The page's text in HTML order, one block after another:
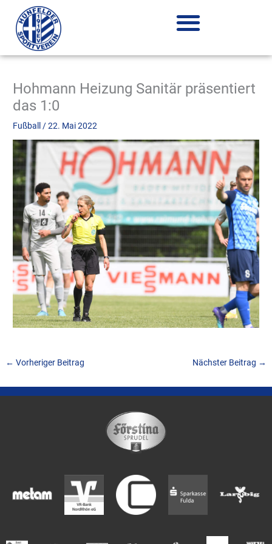
Inhalt
springen
Hohmann Heizung Sanitär präsentiert
das 1:0
Fußball /22. Mai 2022
← Vorheriger Beitrag Nächster Beitrag →